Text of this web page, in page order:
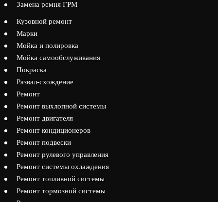
Замена ремня ГРМ
Кузовной ремонт
Марки
Мойка и полировка
Мойка самообслуживания
Покраска
Развал-схождение
Ремонт
Ремонт выхлопной системы
Ремонт двигателя
Ремонт кондиционеров
Ремонт подвески
Ремонт рулевого управления
Ремонт системы охлаждения
Ремонт топливной системы
Ремонт тормозной системы